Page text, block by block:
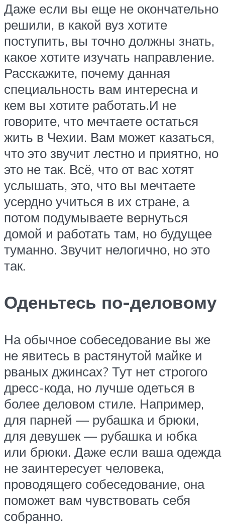
Даже если вы еще не окончательно
решили, в какой вуз хотите
поступить, вы точно должны знать,
какое хотите изучать направление.
Расскажите, почему данная
специальность вам интересна и
кем вы хотите работать.И не
говорите, что мечтаете остаться
жить в Чехии. Вам может казаться,
что это звучит лестно и приятно, но
это не так. Всё, что от вас хотят
услышать, это, что вы мечтаете
усердно учиться в их стране, а
потом подумываете вернуться
домой и работать там, но будущее
туманно. Звучит нелогично, но это
так.
Оденьтесь по-деловому
На обычное собеседование вы же
не явитесь в растянутой майке и
рваных джинсах? Тут нет строгого
дресс-кода, но лучше одеться в
более деловом стиле. Например,
для парней — рубашка и брюки,
для девушек — рубашка и юбка
или брюки. Даже если ваша одежда
не заинтересует человека,
проводящего собеседование, она
поможет вам чувствовать себя
собранно.